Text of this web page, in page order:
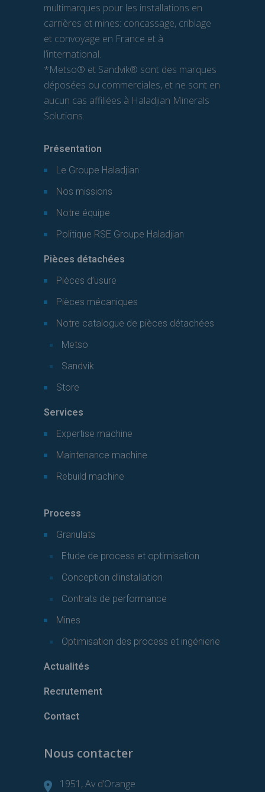
multimarques pour les installations en
carrières et mines: concassage, criblage
et convoyage en France et à
l’international.
*Metso® et Sandvik® sont des marques
déposées ou commerciales, et ne sont en
aucun cas affiliées à Haladjian Minerals
Solutions.
Présentation
Le Groupe Haladjian
Nos missions
Notre équipe
Politique RSE Groupe Haladjian
Pièces détachées
Pièces d’usure
Pièces mécaniques
Notre catalogue de pièces détachées
Metso
Sandvik
Store
Services
Expertise machine
Maintenance machine
Rebuild machine
Process
Granulats
Etude de process et optimisation
Conception d’installation
Contrats de performance
Mines
Optimisation des process et ingénierie
Actualités
Recrutement
Contact
Nous contacter
1951, Av d’Orange